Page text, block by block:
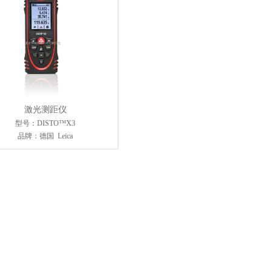
激光测距仪
型号：DISTO™X3
品牌：德国 Leica